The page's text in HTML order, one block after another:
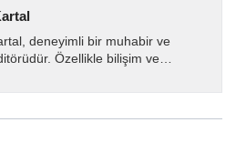
deneyimli bir muhabir ve
Özellikle bilişim ve
okuyuculara...